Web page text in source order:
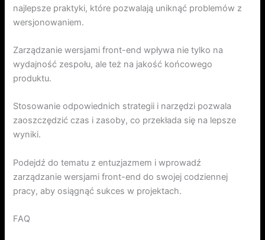
najlepsze praktyki, które pozwalają uniknąć problemów z
wersjonowaniem.
Zarządzanie wersjami front-end wpływa nie tylko na
wydajność zespołu, ale też na jakość końcowego
produktu.
Stosowanie odpowiednich strategii i narzędzi pozwala
zaoszczędzić czas i zasoby, co przekłada się na lepsze
wyniki.
Podejdź do tematu z entuzjazmem i wprowadź
zarządzanie wersjami front-end do swojej codziennej
pracy, aby osiągnąć sukces w projektach.
FAQ